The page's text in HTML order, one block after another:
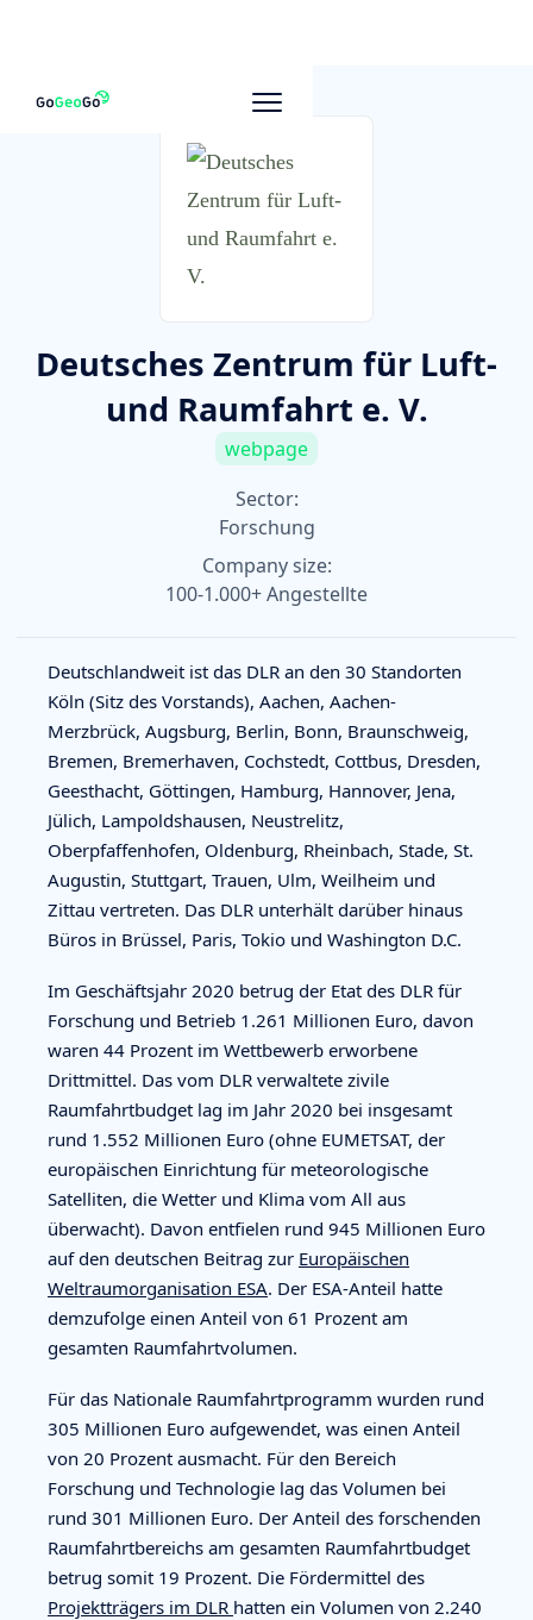
To other companies
Deutsches Zentrum für Luft-
und Raumfahrt e. V.
webpage
Sector:
Forschung
Company size:
100-1.000+ Angestellte
Deutschlandweit ist das DLR an den 30 Standorten
Köln (Sitz des Vorstands), Aachen, Aachen-
Merzbrück, Augsburg, Berlin, Bonn, Braunschweig,
Bremen, Bremerhaven, Cochstedt, Cottbus, Dresden,
Geesthacht, Göttingen, Hamburg, Hannover, Jena,
Jülich, Lampoldshausen, Neustrelitz,
Oberpfaffenhofen, Oldenburg, Rheinbach, Stade, St.
Augustin, Stuttgart, Trauen, Ulm, Weilheim und
Zittau vertreten. Das DLR unterhält darüber hinaus
Büros in Brüssel, Paris, Tokio und Washington D.C.
Im Geschäftsjahr 2020 betrug der Etat des DLR für
Forschung und Betrieb 1.261 Millionen Euro, davon
waren 44 Prozent im Wettbewerb erworbene
Drittmittel. Das vom DLR verwaltete zivile
Raumfahrtbudget lag im Jahr 2020 bei insgesamt
rund 1.552 Millionen Euro (ohne EUMETSAT, der
europäischen Einrichtung für meteorologische
Satelliten, die Wetter und Klima vom All aus
überwacht). Davon entfielen rund 945 Millionen Euro
auf den deutschen Beitrag zur Europäischen
Weltraumorganisation ESA. Der ESA-Anteil hatte
demzufolge einen Anteil von 61 Prozent am
gesamten Raumfahrtvolumen.
Für das Nationale Raumfahrtprogramm wurden rund
305 Millionen Euro aufgewendet, was einen Anteil
von 20 Prozent ausmacht. Für den Bereich
Forschung und Technologie lag das Volumen bei
rund 301 Millionen Euro. Der Anteil des forschenden
Raumfahrtbereichs am gesamten Raumfahrtbudget
betrug somit 19 Prozent. Die Fördermittel des
Projektträgers im DLR hatten ein Volumen von 2.240